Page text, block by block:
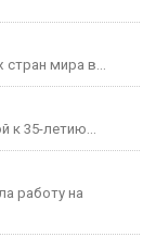
стран мира в...
к 35-летию...
работу на